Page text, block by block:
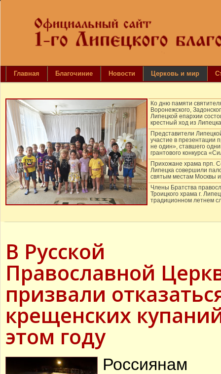
Главная Благочиние Новости Церковь и мир
Ко дню памяти
Воронежского,
Липецкой епархии
крестный ход из
Представители
участие в презентации
не один», ставшего
грантового конкурса
Прихожане храма прп.
Липецка совершили
святым местам Москвы
Члены Братства
Троицкого храма г.
традиционном летнем
детского сада №8 г.
В Русской
Православной
призвали
крещенских
этом году
Россиянам